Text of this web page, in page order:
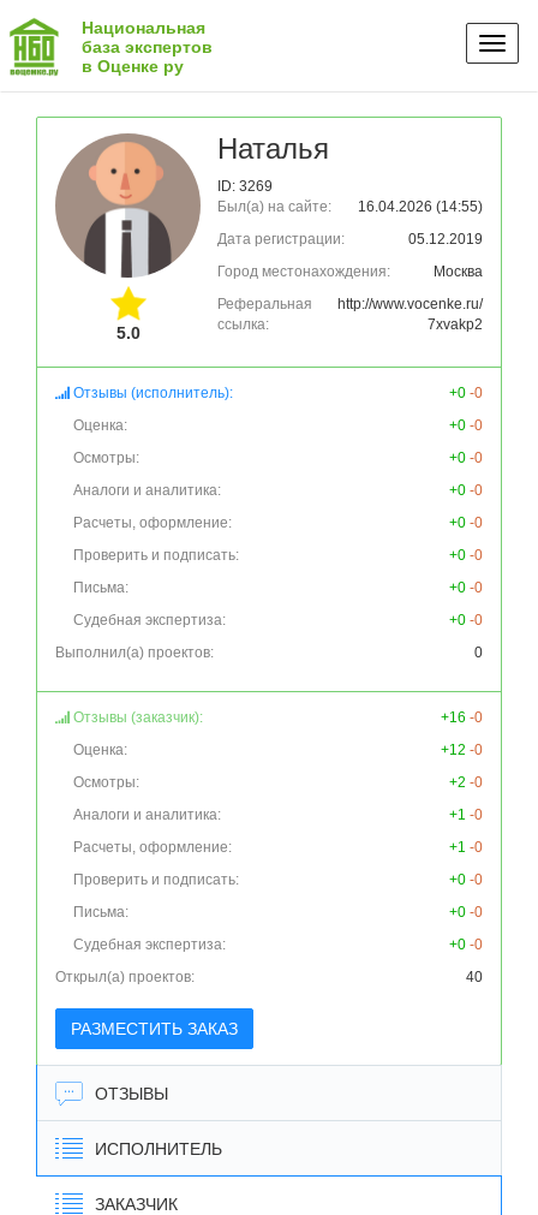
Национальная
база экспертов
в Оценке ру
5.0
Наталья
ID: 3269
Был(а) на сайте:
16.04.2026 (14:55)
Дата регистрации:
05.12.2019
Город местонахождения:
Москва
Реферальная
ссылка:
http://www.vocenke.ru/
7xvakp2
Отзывы (исполнитель): +0 -0
Оценка:
+0 -0
Осмотры:
+0 -0
Аналоги и аналитика:
+0 -0
Расчеты, оформление:
+0 -0
Проверить и подписать:
+0 -0
Письма:
+0 -0
Судебная экспертиза:
+0 -0
Выполнил(а) проектов:
0
Отзывы (заказчик): +16 -0
Оценка:
+12 -0
Осмотры:
+2 -0
Аналоги и аналитика:
+1 -0
Расчеты, оформление:
+1 -0
Проверить и подписать:
+0 -0
Письма:
+0 -0
Судебная экспертиза:
+0 -0
Открыл(а) проектов:
40
РАЗМЕСТИТЬ ЗАКАЗ
ОТЗЫВЫ
ИСПОЛНИТЕЛЬ
ЗАКАЗЧИК